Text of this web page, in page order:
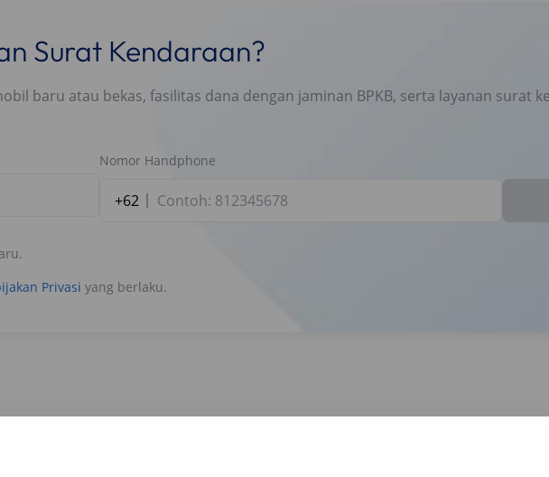
Surat Kendaraan?
baru atau bekas, fasilitas dana dengan jaminan BPKB, serta layanan surat
Nomor Handphone
+62
Privasi yang berlaku.